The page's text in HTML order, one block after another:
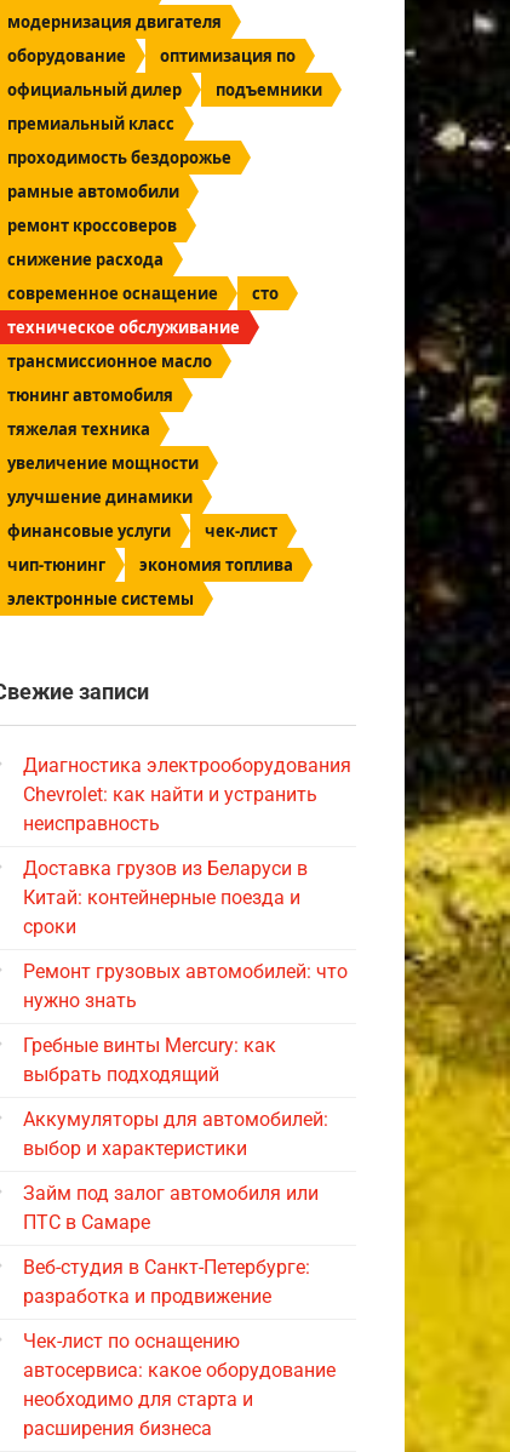
модернизация двигателя
оборудование
оптимизация по
официальный дилер
подъемники
премиальный класс
проходимость бездорожье
рамные автомобили
ремонт кроссоверов
снижение расхода
современное оснащение
сто
техническое обслуживание
трансмиссионное масло
тюнинг автомобиля
тяжелая техника
увеличение мощности
улучшение динамики
финансовые услуги
чек-лист
чип-тюнинг
экономия топлива
электронные системы
записи
Диагностика электрооборудования
Chevrolet: как найти и устранить
неисправность
Доставка грузов из Беларуси в
Китай: контейнерные поезда и
сроки
Ремонт грузовых автомобилей: что
нужно знать
Гребные винты Mercury: как
выбрать подходящий
Аккумуляторы для автомобилей:
выбор и характеристики
Займ под залог автомобиля или
ПТС в Самаре
Веб-студия в Санкт-Петербурге:
разработка и продвижение
Чек-лист по оснащению
автосервиса: какое оборудование
необходимо для старта и
расширения бизнеса